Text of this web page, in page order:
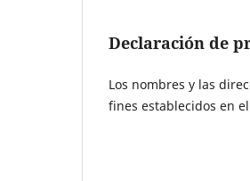
Declaración de
Los nombres y las
fines establecidos en